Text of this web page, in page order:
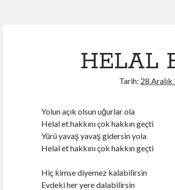
HELAL
Tarih: 28
Yolun açık olsun uğurlar ola
Helal et hakkını çok hakkın geçti
Yürü yavaş yavaş gidersin yola
Helal et hakkını çok hakkın geçti
Hiç kimse diyemez kalabilirsin
Evdeki her yere dalabilirsin